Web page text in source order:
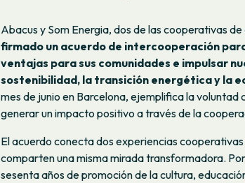
Abacus y Som Energia, dos de las cooperativas
firmado un acuerdo de intercooperación
ventajas para sus comunidades e impulsar
sostenibilidad, la transición energética y la
mes de junio en Barcelona, ejemplifica la
generar un impacto positivo a través de la
El acuerdo conecta dos experiencias
comparten una misma mirada transformadora.
sesenta años de promoción de la cultura,